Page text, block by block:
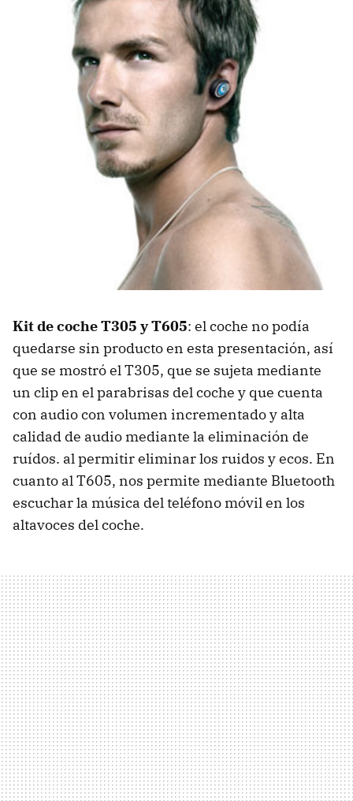
Kit de coche T305 y T605: el coche no podía
quedarse sin producto en esta presentación, así
que se mostró el T305, que se sujeta mediante
un clip en el parabrisas del coche y que cuenta
con audio con volumen incrementado y alta
calidad de audio mediante la eliminación de
ruídos. al permitir eliminar los ruidos y ecos. En
cuanto al T605, nos permite mediante Bluetooth
escuchar la música del teléfono móvil en los
altavoces del coche.